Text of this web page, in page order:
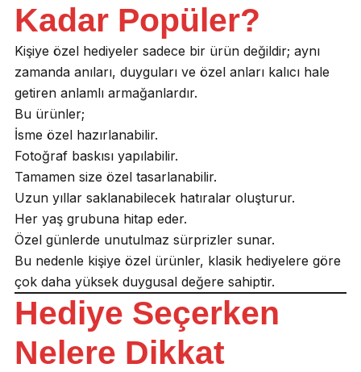
Kadar Popüler?
Kişiye özel hediyeler sadece bir ürün değildir; aynı
zamanda anıları, duyguları ve özel anları kalıcı hale
getiren anlamlı armağanlardır.
Bu ürünler;
İsme özel hazırlanabilir.
Fotoğraf baskısı yapılabilir.
Tamamen size özel tasarlanabilir.
Uzun yıllar saklanabilecek hatıralar oluşturur.
Her yaş grubuna hitap eder.
Özel günlerde unutulmaz sürprizler sunar.
Bu nedenle kişiye özel ürünler, klasik hediyelere göre
çok daha yüksek duygusal değere sahiptir.
Hediye Seçerken
Nelere Dikkat